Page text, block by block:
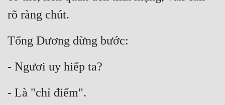
rõ ràng chút.
Tống Dương dừng bước:
- Ngươi uy hiếp ta?
- Là "chỉ điểm".